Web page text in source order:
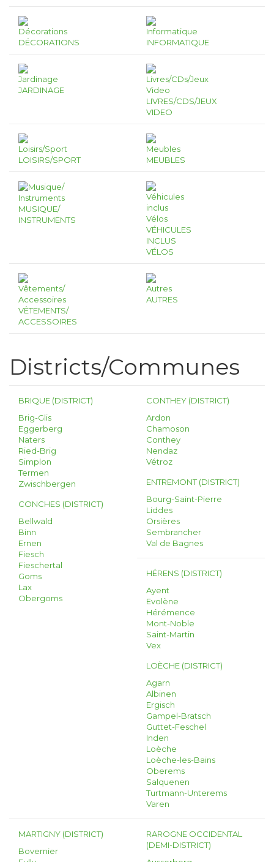
DÉCORATIONS INFORMATIQUE
JARDINAGE
LIVRES/CDS/JEUX
VIDEO
LOISIRS/SPORT MEUBLES
MUSIQUE/
INSTRUMENTS
VÉHICULES
INCLUS
VÉLOS
VÊTEMENTS/
ACCESSOIRES
AUTRES
Districts/Communes
BRIQUE (DISTRICT)
Brig-Glis
Eggerberg
Naters
Ried-Brig
Simplon
Termen
Zwischbergen
CONCHES (DISTRICT)
Bellwald
Binn
Ernen
Fiesch
Fieschertal
Goms
Lax
Obergoms
CONTHEY (DISTRICT)
Ardon
Chamoson
Conthey
Nendaz
Vétroz
ENTREMONT (DISTRICT)
Bourg-Saint-Pierre
Liddes
Orsières
Sembrancher
Val de Bagnes
HÉRENS (DISTRICT)
Ayent
Evolène
Hérémence
Mont-Noble
Saint-Martin
Vex
LOÈCHE (DISTRICT)
Agarn
Albinen
Ergisch
Gampel-Bratsch
Guttet-Feschel
Inden
Loèche
Loèche-les-Bains
Oberems
Salquenen
Turtmann-Unterems
Varen
MARTIGNY (DISTRICT)
Bovernier
RAROGNE OCCIDENTAL
(DEMI-DISTRICT)